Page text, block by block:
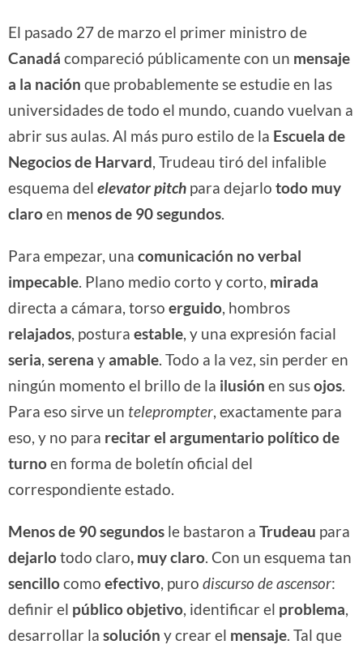
El pasado 27 de marzo el primer ministro de
Canadá compareció públicamente con un mensaje
a la nación que probablemente se estudie en las
universidades de todo el mundo, cuando vuelvan a
abrir sus aulas. Al más puro estilo de la Escuela de
Negocios de Harvard , Trudeau tiró del infalible
esquema del elevator pitch para dejarlo todo muy
claroen menos de 90 segundos
Para empezar, una comunicación no verbal
impecable . Plano medio corto y corto, mirada
directa a cámara, torso erguido , hombros
relajados , postura estable , y una expresión facial
seria serena yamable . Todo a la vez, sin perder en
ningún momento el brillo de la ilusión en susojos
Para eso sirve un teleprompter , exactamente para
eso, y no para recitar el argumentario político de
turnoen forma de boletín oficial del
correspondiente estado.
Menos de 90 segundos le bastaron a Trudeau para
dejarlotodo claro, muy claro . Con un esquema tan
sencillocomo efectivo , puro discurso de ascensor:
definir el público objetivo , identificar el problema
desarrollar la solución y crear el mensaje . Tal que